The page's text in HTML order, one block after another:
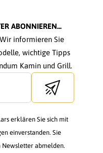
ABONNIEREN...
informieren Sie
wichtige Tipps
Kamin und Grill.
Send newsletter
erklären Sie sich mit
einverstanden. Sie
Newsletter abmelden.